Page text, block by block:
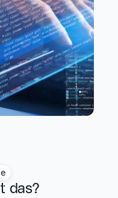
das?